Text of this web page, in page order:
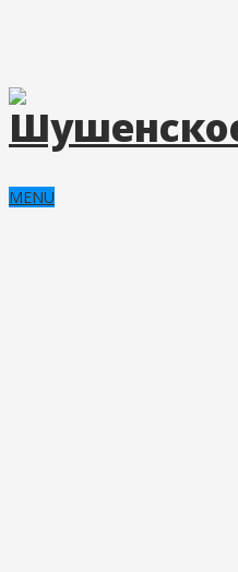
MENU